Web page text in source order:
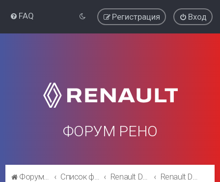
FAQ Вход
Регистрация
ФОРУМ РЕНО
Форум Рено Список форумов Renault Duster Renault Duster